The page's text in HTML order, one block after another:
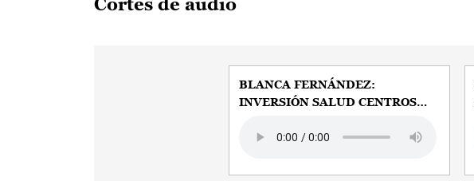
Cortes de audio
BLANCA FERNÁNDEZ:
INVERSIÓN SALUD CENTROS